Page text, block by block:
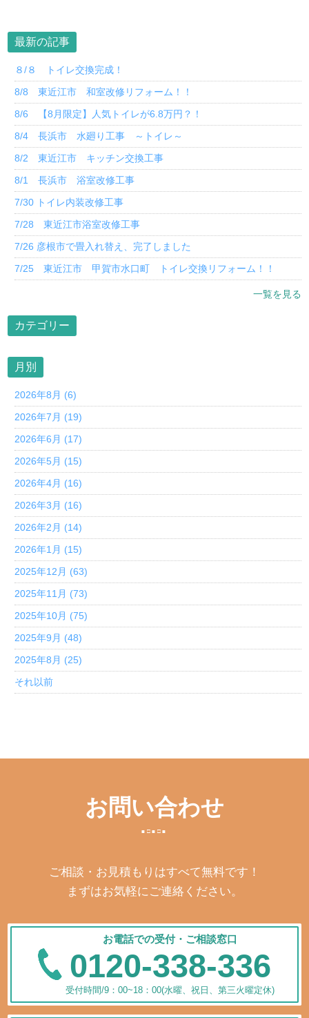
最新の記事
８/８ トイレ交換完成！
8/8 東近江市 和室改修リフォーム！！
8/6 【8月限定】人気トイレが6.8万円？！
8/4 長浜市 水廻り工事 ～トイレ～
8/2 東近江市 キッチン交換工事
8/1 長浜市 浴室改修工事
7/30 トイレ内装改修工事
7/28 東近江市浴室改修工事
7/26 彦根市で畳入れ替え、完了しました
7/25 東近江市 甲賀市水口町 トイレ交換リフォーム！！
一覧を見る
カテゴリー
月別
2026年8月 (6)
2026年7月 (19)
2026年6月 (17)
2026年5月 (15)
2026年4月 (16)
2026年3月 (16)
2026年2月 (14)
2026年1月 (15)
2025年12月 (63)
2025年11月 (73)
2025年10月 (75)
2025年9月 (48)
2025年8月 (25)
それ以前
お問い合わせ
ご相談・お見積もりはすべて無料です！
まずはお気軽にご連絡ください。
お電話での受付・ご相談窓口
0120-338-336
受付時間/9：00~18：00(水曜、祝日、第三火曜定休)